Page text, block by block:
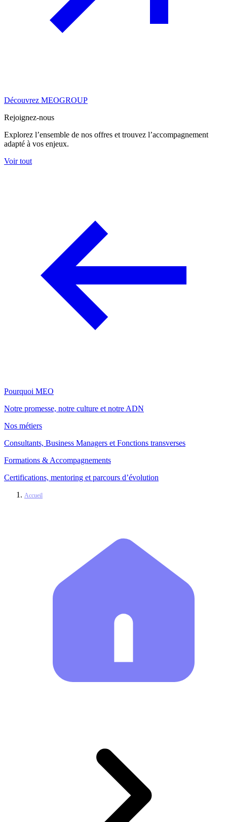
Découvrez MEOGROUP
Rejoignez-nous
Explorez l’ensemble de nos offres et trouvez l’accompagnement
adapté à vos enjeux.
Voir tout
Pourquoi MEO
Notre promesse, notre culture et notre ADN
Nos métiers
Consultants, Business Managers et Fonctions transverses
Formations & Accompagnements
Certifications, mentoring et parcours d’évolution
Accueil